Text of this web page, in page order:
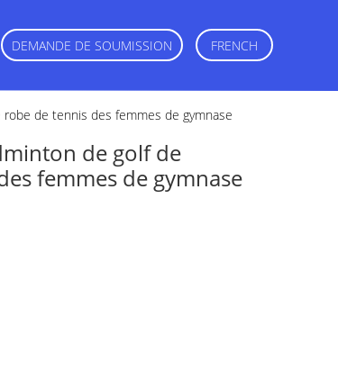
DEMANDE DE SOUMISSION FRENCH
de tennis des femmes de gymnase
de golf de
femmes de gymnase